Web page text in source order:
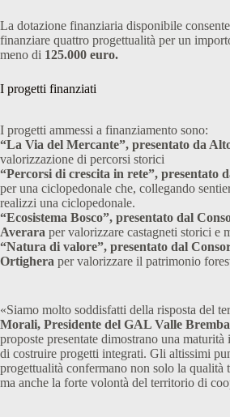
La dotazione finanziaria disponibile
finanziare quattro progettualità per un
meno di 125.000 euro.
I progetti finanziati
I progetti ammessi a finanziamento sono:
“La Via del Mercante”, presentato da
valorizzazione di percorsi storici
“Percorsi di crescita in rete”, presentato
per una ciclopedonale che, collegando
realizzi una ciclopedonale.
“Ecosistema Bosco”, presentato dal
Averara per valorizzare castagneti storici e
“Natura di valore”, presentato dal
Ortighera per valorizzare il patrimonio
«Siamo molto soddisfatti della risposta del
Morali, Presidente del GAL Valle
proposte presentate dimostrano una maturità
di costruire progetti integrati. Gli altissimi
progettualità confermano non solo la qualità
ma anche la forte volontà del territorio di